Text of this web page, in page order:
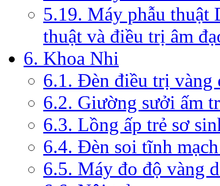
5.19. Máy phẫu thuật
thuật và điều trị âm
6. Khoa Nhi
6.1. Đèn điều trị vàng
6.2. Giường sưởi ấm
6.3. Lồng ấp trẻ sơ
6.4. Đèn soi tĩnh
6.5. Máy đo độ vàng